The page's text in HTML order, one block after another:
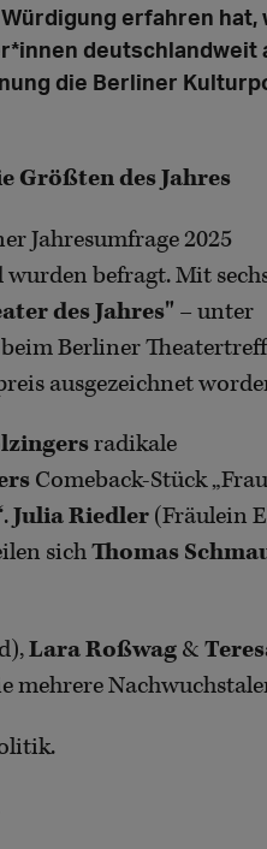
erfahren hat,
deutschlandweit
die Berliner
Größten des Jahres
Jahresumfrage 2025
befragt. Mit
des Jahres" – unter
Berliner
ausgezeichnet
radikale
Comeback-Stück „Frau
.Julia Riedler (Fräulein
sichThomas
Lara Roßwag &
mehrere